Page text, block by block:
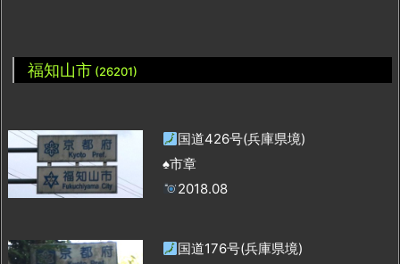
福知山市 (26201)
国道426号(兵庫県境)
♠市章
2018.08
国道176号(兵庫県境)